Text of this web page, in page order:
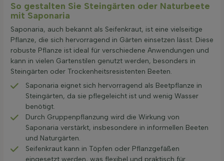
So gestalten Sie Steingärten oder Naturbeete
mit Saponaria
Saponaria, auch bekannt als Seifenkraut, ist eine vielseitige
Pflanze, die sich hervorragend in Gärten einsetzen lässt. Diese
robuste Pflanze ist ideal für verschiedene Anwendungen und
kann in vielen Gartenstilen genutzt werden, besonders in
Steingärten oder Trockenheitsresistenten Beeten.
Saponaria eignet sich hervorragend als Beetpflanze in
Steingärten, da sie pflegeleicht ist und wenig Wasser
benötigt.
Durch Gruppenpflanzung wird die Wirkung von
Saponaria verstärkt, insbesondere in informellen Beeten
und Naturgärten.
Seifenkraut kann in Töpfen oder Pflanzgefäßen